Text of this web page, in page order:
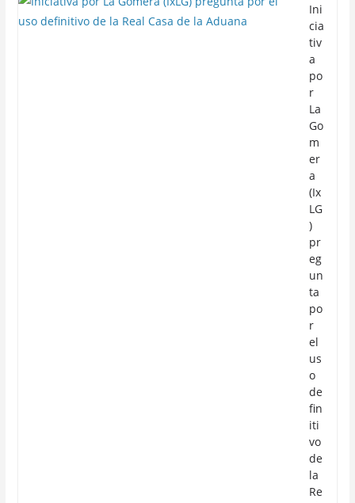
Ini
cia
tiv
a
po
r
La
Go
m
er
a
(Ix
LG
)
pr
eg
un
ta
po
r
el
us
o
de
fin
iti
vo
de
la
Re